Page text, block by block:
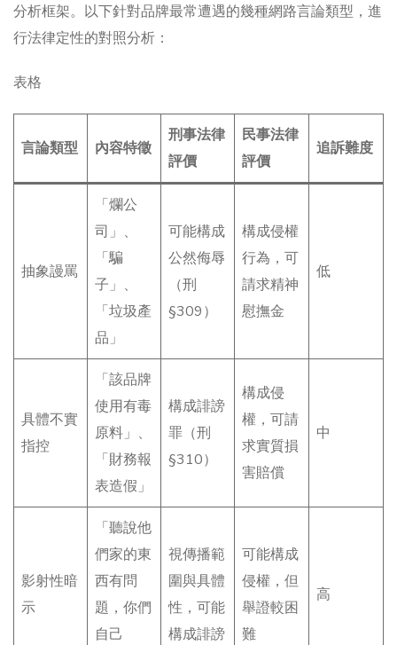
分析框架。以下針對品牌最常遭遇的幾種網路言論類型，進
行法律定性的對照分析：
表格
言論類型 內容特徵
刑事法律
評價
民事法律
評價
追訴難度
抽象謾罵
「爛公
司」、
「騙
子」、
「垃圾產
品」
可能構成
公然侮辱
（刑
§309）
構成侵權
行為，可
請求精神
慰撫金
低
具體不實
指控
「該品牌
使用有毒
原料」、
「財務報
表造假」
構成誹謗
罪（刑
§310）
構成侵
權，可請
求實質損
害賠償
中
影射性暗
示
「聽說他
們家的東
西有問
題，你們
自己
視傳播範
圍與具體
性，可能
構成誹謗
可能構成
侵權，但
舉證較困
難
高